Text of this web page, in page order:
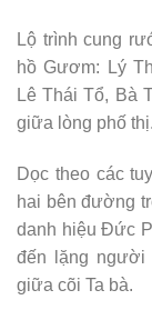
Lộ trình cung
hồ Gươm: Lý
Lê Thái Tổ, Bà
giữa lòng phố thị.
Dọc theo các
hai bên đường
danh hiệu Đức
đến lặng người
giữa cõi Ta bà.